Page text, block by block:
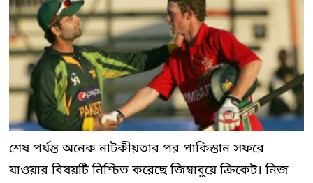
শেষ পর্যন্ত অনেক নাটকীয়তার পর পাকিস্তান সফরে
যাওয়ার বিষয়টি নিশ্চিত করেছে জিম্বাবুয়ে ক্রিকেট। নিজ